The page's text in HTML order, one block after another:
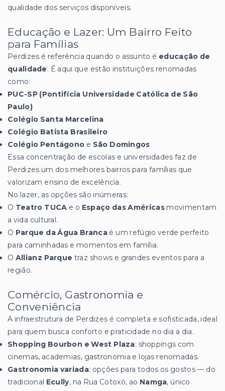
qualidade dos serviços disponíveis.
Educação e Lazer: Um Bairro Feito
para Famílias
Perdizes é referência quando o assunto é educação de
qualidade. É aqui que estão instituições renomadas
como:
PUC-SP (Pontifícia Universidade Católica de São
Paulo)
Colégio Santa Marcelina
Colégio Batista Brasileiro
Colégio Pentágono e São Domingos
Essa concentração de escolas e universidades faz de
Perdizes um dos melhores bairros para famílias que
valorizam ensino de excelência.
No lazer, as opções são inúmeras:
O Teatro TUCA e o Espaço das Américasmovimentam
a vida cultural.
O Parque da Água Brancaé um refúgio verde perfeito
para caminhadas e momentos em família.
O Allianz Parque traz shows e grandes eventos para a
região.
Comércio, Gastronomia e
Conveniência
A infraestrutura de Perdizes é completa e sofisticada, ideal
para quem busca conforto e praticidade no dia a dia.
Shopping Bourbon e West Plaza: shoppings com
cinemas, academias, gastronomia e lojas renomadas.
Gastronomia variada: opções para todos os gostos — do
tradicional Ecully, na Rua Cotoxó, ao Namga, único